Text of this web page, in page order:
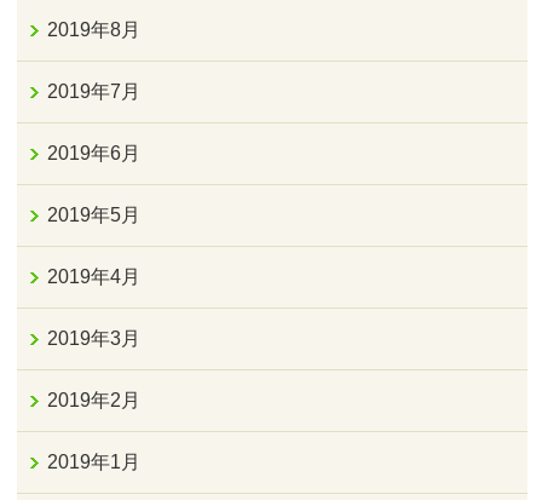
2019年8月
2019年7月
2019年6月
2019年5月
2019年4月
2019年3月
2019年2月
2019年1月